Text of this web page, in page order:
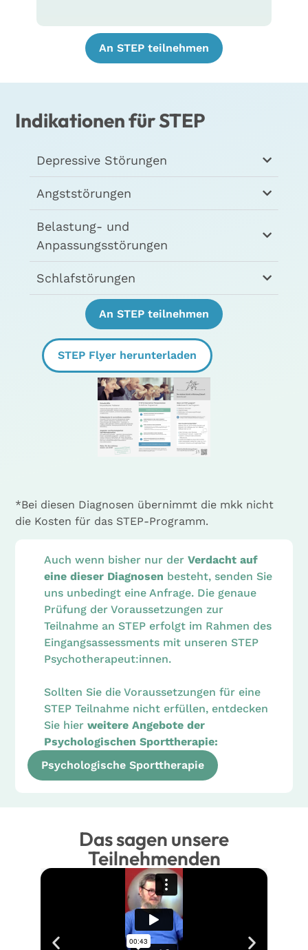
An STEP teilnehmen
Indikationen für STEP
Depressive Störungen
Angststörungen
Belastung- und
Anpassungsstörungen
Schlafstörungen
STEP Flyer herunterladen
An STEP teilnehmen
*Bei diesen Diagnosen übernimmt die mkk nicht
die Kosten für das STEP-Programm.
Auch wenn bisher nur derVerdacht auf
eine dieser Diagnosen besteht, senden Sie
uns unbedingt eine Anfrage. Die genaue
Prüfung der Voraussetzungen zur
Teilnahme an STEP erfolgt im Rahmen des
Eingangsassessments mit unseren STEP
Psychotherapeut:innen.
Sollten Sie die Voraussetzungen für eine
STEP Teilnahme nicht erfüllen, entdecken
Sie hierweitere Angebote der
Psychologischen Sporttherapie:
Psychologische Sporttherapie
Das sagen unsere
Teilnehmenden